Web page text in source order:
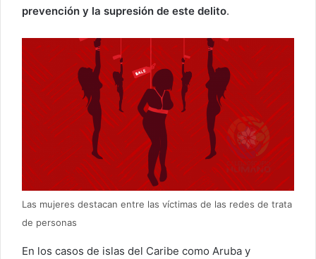
prevención y la supresión de este delito.
Las mujeres destacan entre las víctimas de las redes de trata
de personas
En los casos de islas del Caribe como Aruba y